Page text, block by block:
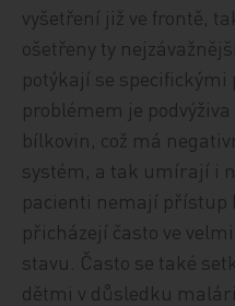
vyšetření již ve frontě,
ošetřeny ty
potýkají se specifickými
problémem je
bílkovin, což má
systém, a tak umírají i
pacienti nemají přístup
přicházejí často ve
stavu. Často se také
dětmi v důsledku